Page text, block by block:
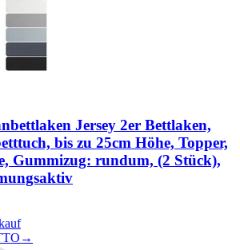
Jersey 2er Bettlaken,
bis zu 25cm Höhe, Topper,
Gummizug: rundum, (2 Stück),
→